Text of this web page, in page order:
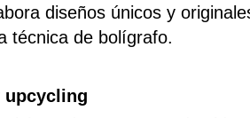
diseños únicos y
técnica de bolígrafo.
upcycling